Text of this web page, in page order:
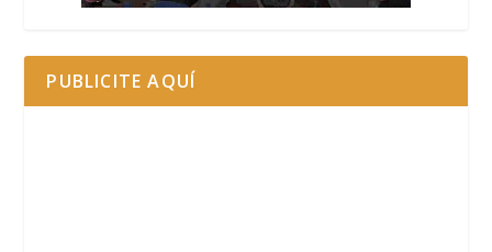
PUBLICITE AQUÍ